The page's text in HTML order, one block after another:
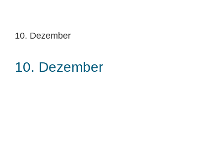
10. Dezember
10. Dezember